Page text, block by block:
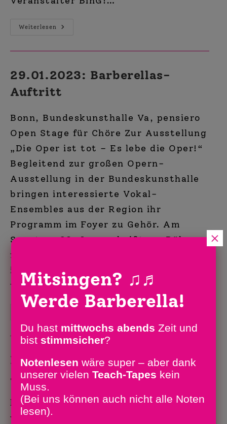
Weiterlesen
Barbershop-
29.01.2023: Barberellas-
Auftritt
Bonn, Bundeskunsthalle Va, pensiero
Open Stage für Chöre Zur Ausstellung
„Die Oper ist tot – Es lebe die Oper!“
Begleitend zur großen Opern-
Ausstellung in der Bundeskunsthalle
bringen interessierte Vokal-
Ensembles aus der Region ihr
Programm im Foyer zu Gehör. Am
Sonntag, 29. Januar heißt es: Bühne
frei für die Barberellas! Der Eintritt
ist frei. Zur AusstellungDie Oper ist
tot – Es…
Auftritt
Die Barberellas: Barbershop,
Jazz und Pop
https://youtube.com/watch?
v=uZ6QtBnHjfg&feature=share&utm_
Mitsingen? ♫♬
Werde Barberella!
Du hast mittwochs abends Zeit und
bist stimm­sicher?
Notenlesen wäre super – aber dank
unserer vielenTeach-Tapes kein
Muss.
(Bei uns können auch nicht alle Noten
lesen).
×